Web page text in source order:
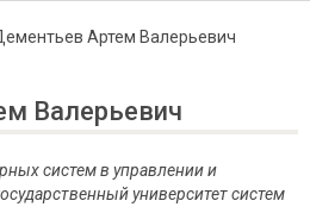
Артем Валерьевич
Валерьевич
систем в управлении и
университет систем